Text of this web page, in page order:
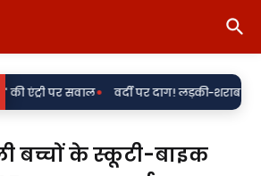
• वर्दी पर दाग! लड़की-शराब की मांग और
बच्चों के स्कूटी-बाइक